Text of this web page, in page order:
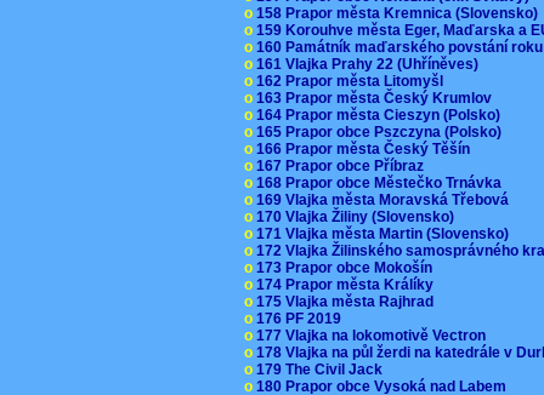
o 158 Prapor města Kremnica (Slovensko)
o 159 Korouhve města Eger, Maďarska a
o 160 Památník maďarského povstání
o 161 Vlajka Prahy 22 (Uhříněves)
o 162 Prapor města Litomyšl
o 163 Prapor města Český Krumlov
o 164 Prapor města Cieszyn (Polsko)
o 165 Prapor obce Pszczyna (Polsko)
o 166 Prapor města Český Těšín
o 167 Prapor obce Příbraz
o 168 Prapor obce Městečko Trnávka
o 169 Vlajka města Moravská Třebová
o 170 Vlajka Žiliny (Slovensko)
o 171 Vlajka města Martin (Slovensko)
o 172 Vlajka Žilinského samosprávného
o 173 Prapor obce Mokošín
o 174 Prapor města Králíky
o 175 Vlajka města Rajhrad
o 176 PF 2019
o 177 Vlajka na lokomotivě Vectron
o 178 Vlajka na půl žerdi na katedrále v
o 179 The Civil Jack
o 180 Prapor obce Vysoká nad Labem